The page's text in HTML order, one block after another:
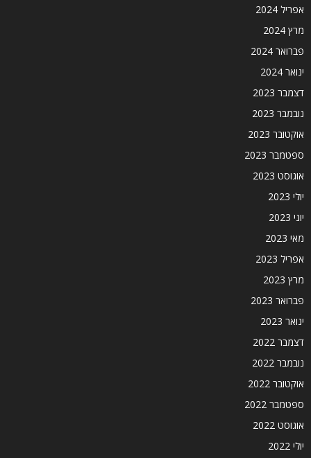
אפריל 2024
מרץ 2024
פברואר 2024
ינואר 2024
דצמבר 2023
נובמבר 2023
אוקטובר 2023
ספטמבר 2023
אוגוסט 2023
יולי 2023
יוני 2023
מאי 2023
אפריל 2023
מרץ 2023
פברואר 2023
ינואר 2023
דצמבר 2022
נובמבר 2022
אוקטובר 2022
ספטמבר 2022
אוגוסט 2022
יולי 2022